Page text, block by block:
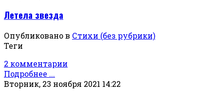
Летела звезда
Опубликовано в Стихи (без рубрики)
Теги
2 комментарии
Подробнее ...
Вторник, 23 ноября 2021 14:22